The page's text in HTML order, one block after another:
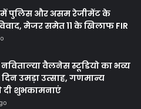
में पुलिस और असम रेजीमेंट के
मेजर समेत 11 के खिलाफ FIR
वैलनेस स्टूडियो का भव्य
दिन उमड़ा उत्साह, गणमान्य
दी शुभकामनाएं